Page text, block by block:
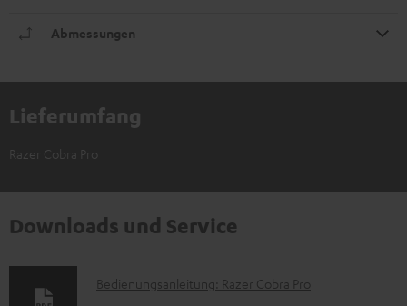
Abmessungen
Lieferumfang
Razer Cobra Pro
Downloads und Service
D
Bedienungsanleitung: Razer Cobra Pro